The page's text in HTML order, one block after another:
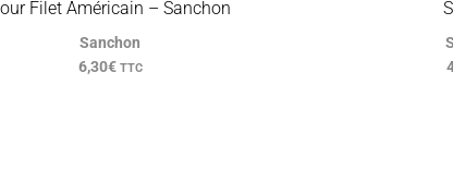
Filet Américain – Sanchon
Sanchon
6,30€ TTC